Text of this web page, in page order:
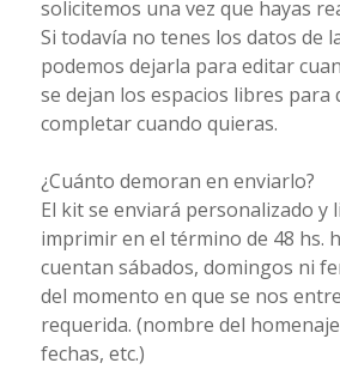
solicitemos una vez que hayas
Si todavía no tenes los datos de
podemos dejarla para editar
se dejan los espacios libres para
completar cuando quieras.
¿Cuánto demoran en enviarlo?
El kit se enviará personalizado y
imprimir en el término de 48 hs.
cuentan sábados, domingos ni
del momento en que se nos
requerida. (nombre del
fechas, etc.)